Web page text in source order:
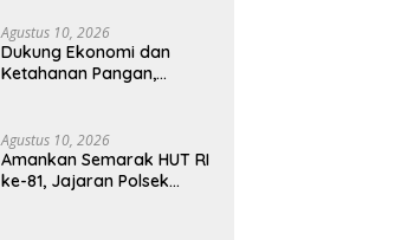
Bakti Kesehatan Cek
Kesehatan Gratis (CKG)
Agustus 10, 2026
Dukung Ekonomi dan
Ketahanan Pangan,
Cek Kualitas Hasil
Pertanian
Agustus 10, 2026
Amankan Semarak HUT RI
ke-81, Jajaran Polsek